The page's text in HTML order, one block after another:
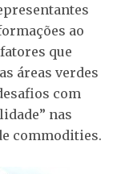
ao
que
áreas verdes
com
nas
commodities.